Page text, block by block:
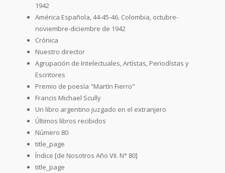
1942
América Española, 44-45-46. Colombia, octubre-
noviembre-diciembre de 1942
Crónica
Nuestro director
Agrupación de Intelectuales, Artístas, Periodístas y
Escritores
Premio de poesía "Martín Fierro"
Francis Michael Scully
Un libro argentino juzgado en el extranjero
Últimos libros recibidos
Número 80
title_page
Índice [de Nosotros Año VII. N° 80]
title_page